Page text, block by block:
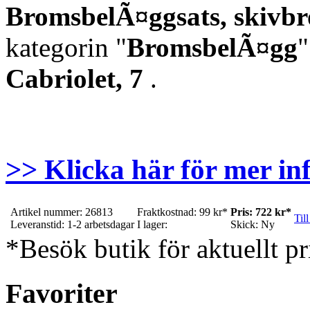
BromsbelÃ¤ggsats,
kategorin "BromsbelÃ¤gg
Cabriolet, 7 .
>> Klicka här för mer
Artikel nummer: 26813
Leveranstid: 1-2 arbetsdagar
Fraktkostnad: 99 kr*
I lager:
Pris: 722 kr*
Skick: Ny
Till
*Besök butik för aktuellt
Favoriter